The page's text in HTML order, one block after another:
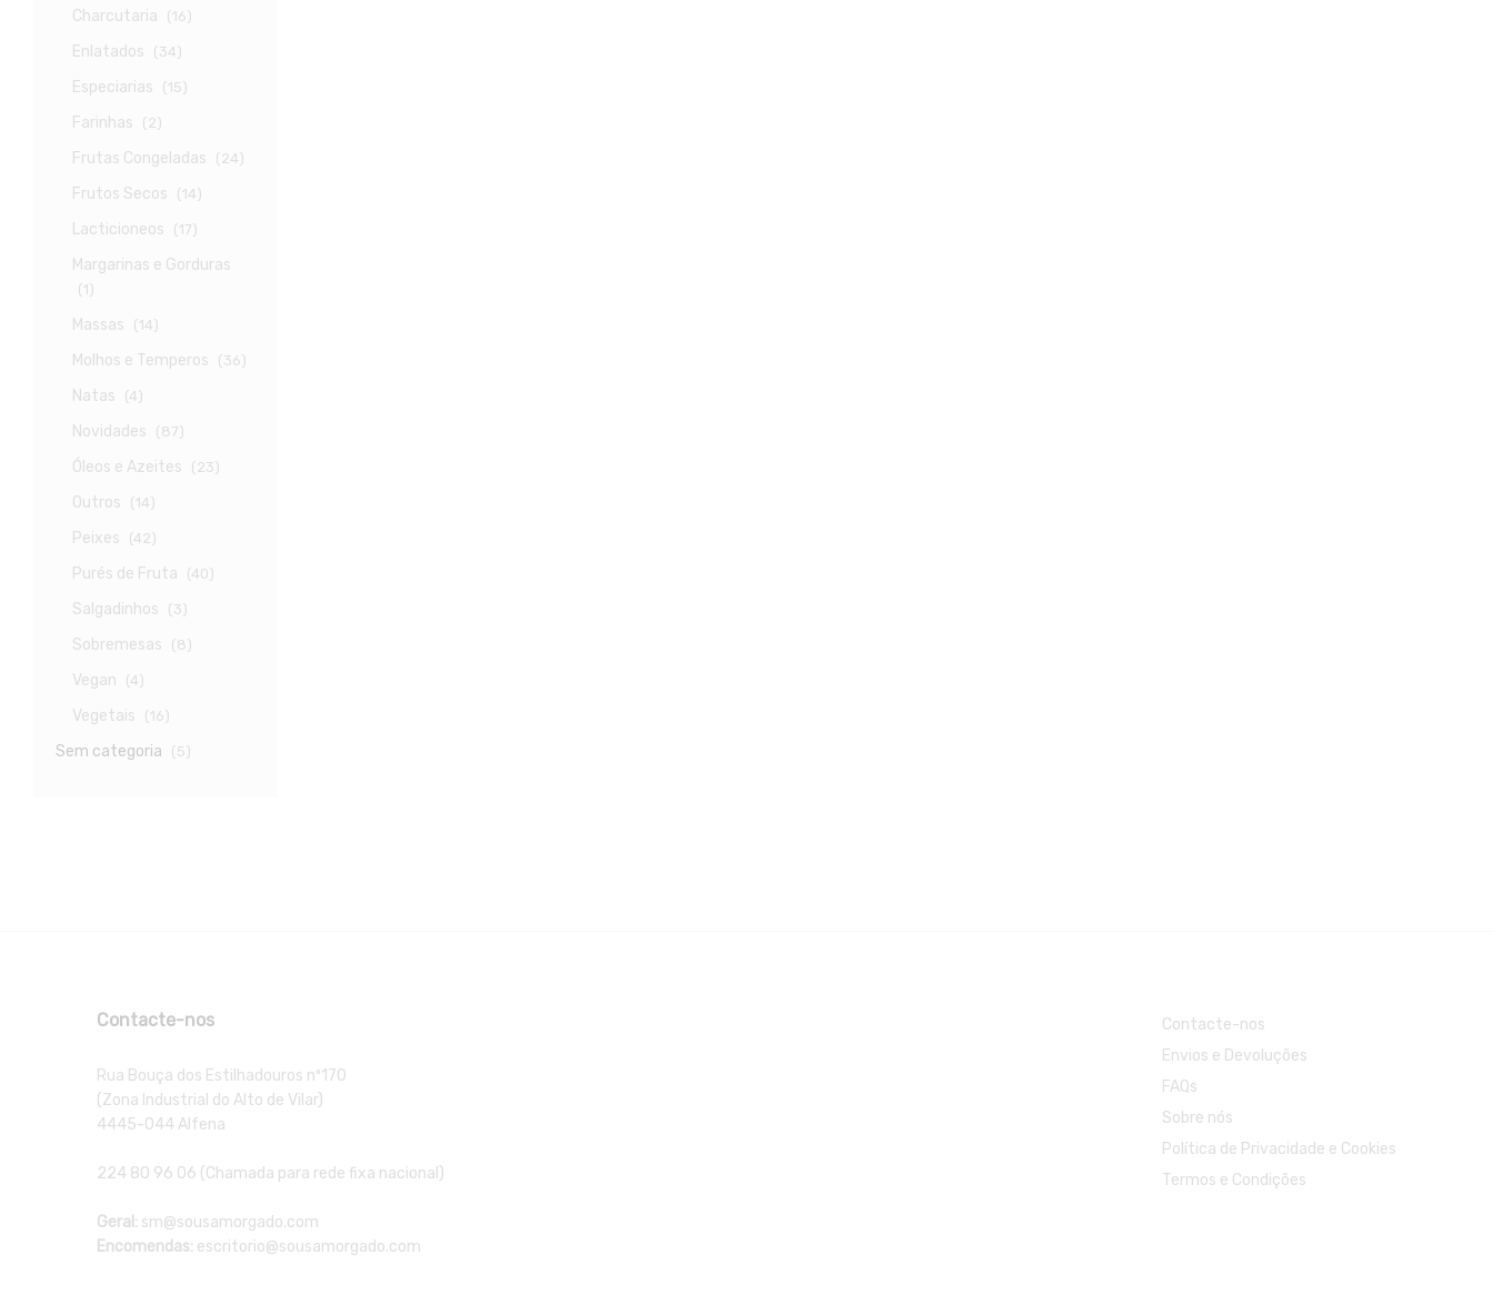
Charcutaria (16)
Enlatados (34)
Especiarias (15)
Farinhas (2)
Frutas Congeladas (24)
Frutos Secos (14)
Lacticioneos (17)
Margarinas e Gorduras
(1)
Massas (14)
Molhos e Temperos (36)
Natas (4)
Novidades (87)
Óleos e Azeites (23)
Outros (14)
Peixes (42)
Purés de Fruta (40)
Salgadinhos (3)
Sobremesas (8)
Vegan (4)
Vegetais (16)
Sem categoria (5)
Contacte-nos
Rua Bouça dos Estilhadouros nº170
(Zona Industrial do Alto de Vilar)
4445-044 Alfena
224 80 96 06 (Chamada para rede fixa nacional)
Geral: sm@sousamorgado.com
Encomendas: escritorio@sousamorgado.com
Contacte-nos
Envios e Devoluções
FAQs
Sobre nós
Política de Privacidade e Cookies
Termos e Condições